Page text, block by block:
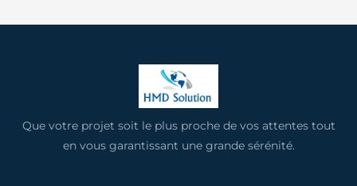
Que votre projet soit le plus proche de vos attentes tout
en vous garantissant une grande sérénité.